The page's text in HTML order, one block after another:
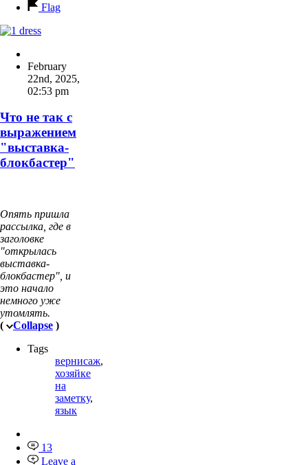
Flag
February
22nd, 2025,
02:53 pm
Что не так с
выражением
"выставка-
блокбастер"
Опять пришла
рассылка, где в
заголовке
"открылась
выставка-
блокбастер", и
это начало
немного уже
утомлять.
(
Collapse )
Tags
вернисаж,
хозяйке
на
заметку,
язык
13
Leave a